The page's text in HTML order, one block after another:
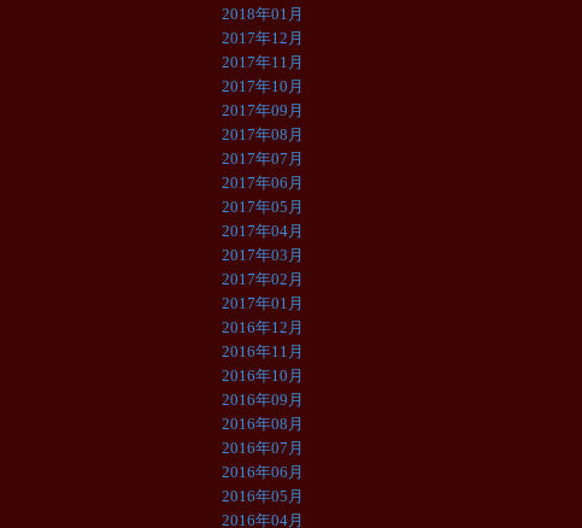
2018年01月
2017年12月
2017年11月
2017年10月
2017年09月
2017年08月
2017年07月
2017年06月
2017年05月
2017年04月
2017年03月
2017年02月
2017年01月
2016年12月
2016年11月
2016年10月
2016年09月
2016年08月
2016年07月
2016年06月
2016年05月
2016年04月